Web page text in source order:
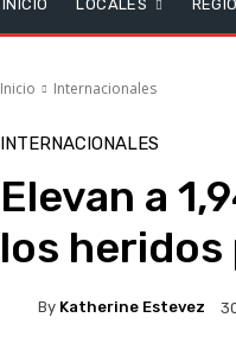
INICIO LOCALES
Inicio Internacionales
INTERNACIONALES
Elevan a
los
By Katherine Estevez